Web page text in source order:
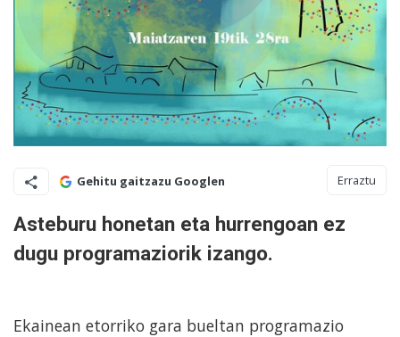
Gehitu gaitzazu Googlen Erraztu
Asteburu honetan eta hurrengoan ez
dugu programaziorik izango.
Ekainean etorriko gara bueltan programazio